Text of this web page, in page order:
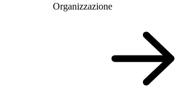
Organizzazione